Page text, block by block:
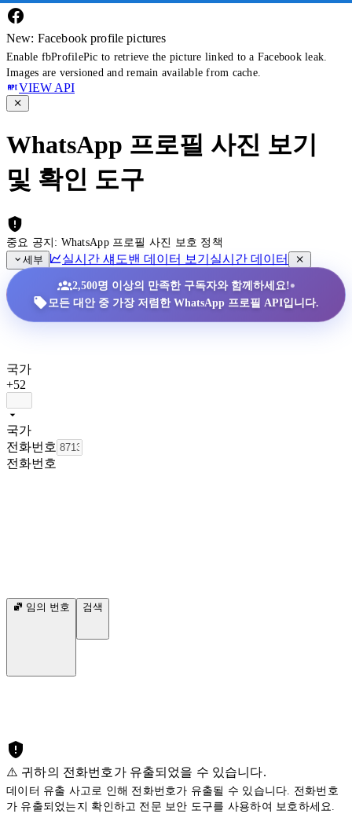
New: Facebook profile pictures
Enable fbProfilePic to retrieve the picture linked to a Facebook leak.
Images are versioned and remain available from cache.
VIEW API
WhatsApp 프로필 사진 보기
및 확인 도구
중요 공지: WhatsApp 프로필 사진 보호 정책
세부
실시간 섀도밴 데이터 보기 실시간 데이터
2,500명 이상의 만족한 구독자와 함께하세요!•
모든 대안 중 가장 저렴한 WhatsApp 프로필 API입니다.
국가
+52
국가
전화번호
전화번호
임의 번호 검색
⚠️ 귀하의 전화번호가 유출되었을 수 있습니다.
데이터 유출 사고로 인해 전화번호가 유출될 수 있습니다. 전화번호
가 유출되었는지 확인하고 전문 보안 도구를 사용하여 보호하세요.